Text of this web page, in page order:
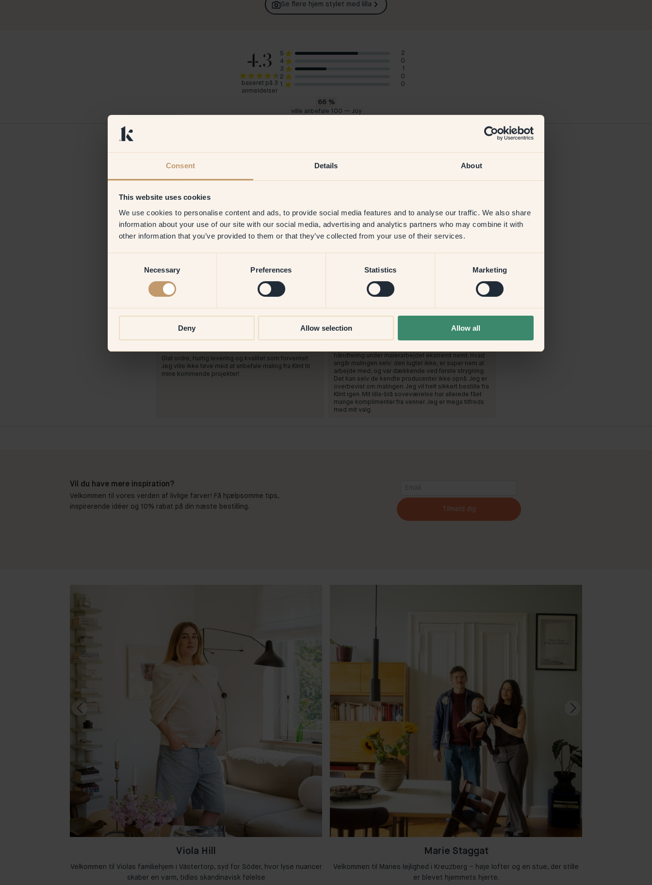
Consent Details About
This website uses cookies
We use cookies to personalise content and ads, to provide social media features and to analyse our traffic. We also share
information about your use of our site with our social media, advertising and analytics partners who may combine it with
other information that you’ve provided to them or that they’ve collected from your use of their services.
Necessary Preferences Statistics Marketing
Deny Allow selection Allow all
Se flere hjem stylet med lilla
4.3
baseret på 3
anmeldelser
5
2
4
0
3
1
2
0
1
0
66%
ville anbefale 100 — Joy
Produktbillede
Fløjlsmalet i en smuk og original blå farve til vores
børns nye værelse!
Glat ordre, hurtig levering og kvalitet som forventet!
Jeg ville ikke tøve med at anbefale maling fra Klint til
mine kommende projekter!
Produktbillede
Bedste farve! Jeg har malet mit soveværelse med
Klint 100-Pop. Malingen kommer i en praktisk
håndtering under malerarbejdet ekstremt nemt. Hvad
angår malingen selv: den lugter ikke, er super nem at
arbejde med, og var dækkende ved første strygning.
Det kan selv de kendte producenter ikke opnå. Jeg er
overbevist om malingen. Jeg vil helt sikkert bestille fra
Klint igen. Mit lilla-blå soveværelse har allerede fået
mange komplimenter fra venner. Jeg er mega tilfreds
med mit valg.
Vil du have mere inspiration?
Velkommen til vores verden af livlige farver! Få hjælpsomme tips,
inspirerende idéer og 10% rabat på din næste bestilling.
Tilmeld dig
Viola Hill
Velkommen til Violas familiehjem i Västertorp, syd for Söder, hvor lyse nuancer
skaber en varm, tidløs skandinavisk følelse
Marie Staggat
Velkommen til Maries lejlighed i Kreuzberg – høje lofter og en stue, der stille
er blevet hjemmets hjerte.